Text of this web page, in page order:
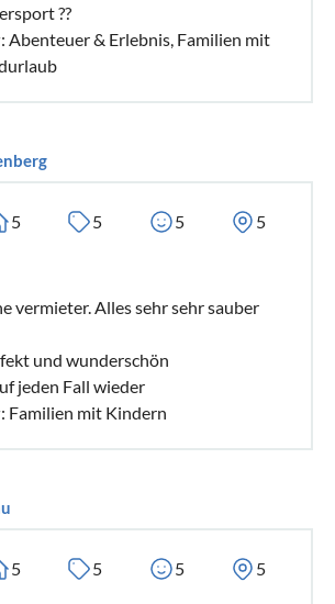
??
: Abenteuer & Erlebnis, Familien mit
5 5 5 5
vermieter. Alles sehr sehr sauber
und wunderschön
jeden Fall wieder
: Familien mit Kindern
5 5 5 5